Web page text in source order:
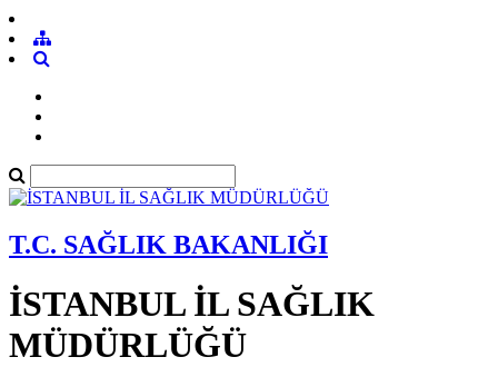
T.C. SAĞLIK BAKANLIĞI
İSTANBUL İL SAĞLIK
MÜDÜRLÜĞÜ